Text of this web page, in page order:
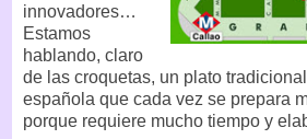
innovadores…
Estamos
hablando, claro
de las croquetas, un plato
española que cada vez se prepara
porque requiere mucho tiempo y